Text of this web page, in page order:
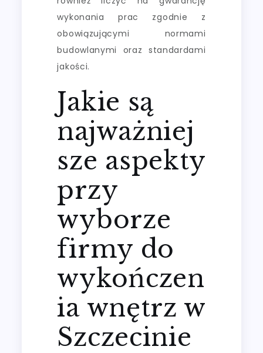
wykonania prac zgodnie z
obowiązującymi normami
budowlanymi oraz standardami
jakości.
Jakie są
najważniej
sze aspekty
przy
wyborze
firmy do
wykończen
ia wnętrz w
Szczecinie